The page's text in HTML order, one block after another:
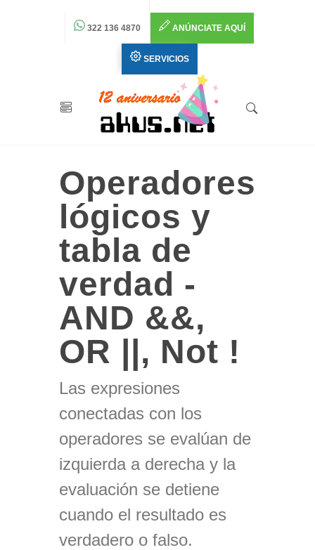
322 136 4870 ANÚNCIATE AQUÍ
SERVICIOS
Operadores
lógicos y
tabla de
verdad -
AND &&,
OR ||, Not !
Las expresiones
conectadas con los
operadores se evalúan de
izquierda a derecha y la
evaluación se detiene
cuando el resultado es
verdadero o falso.